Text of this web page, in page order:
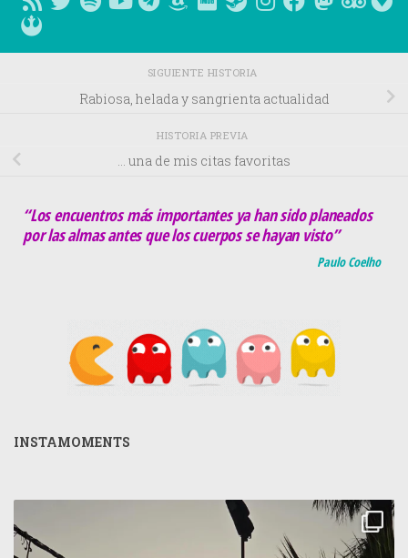
SIGUIENTE HISTORIA
Rabiosa, helada y sangrienta actualidad
HISTORIA PREVIA
… una de mis citas favoritas
“Los encuentros más importantes ya han sido planeados
por las almas antes que los cuerpos se hayan visto”
Paulo Coelho
INSTAMOMENTS